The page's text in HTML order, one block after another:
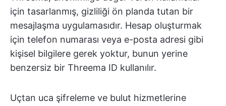
için tasarlanmış, gizliliği ön planda tutan bir
mesajlaşma uygulamasıdır. Hesap oluşturmak
için telefon numarası veya e-posta adresi gibi
kişisel bilgilere gerek yoktur, bunun yerine
benzersiz bir Threema ID kullanılır.
Uçtan uca şifreleme ve bulut hizmetlerine